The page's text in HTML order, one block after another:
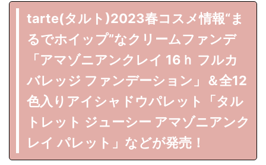
tarte(タルト)2023春コスメ情報“ま
るでホイップ”なクリームファンデ
「アマゾニアンクレイ 16ｈ フルカ
バレッジ ファンデーション」＆全12
色入りアイシャドウパレット「タル
トレット ジューシー アマゾニアンク
レイ パレット」などが発売！